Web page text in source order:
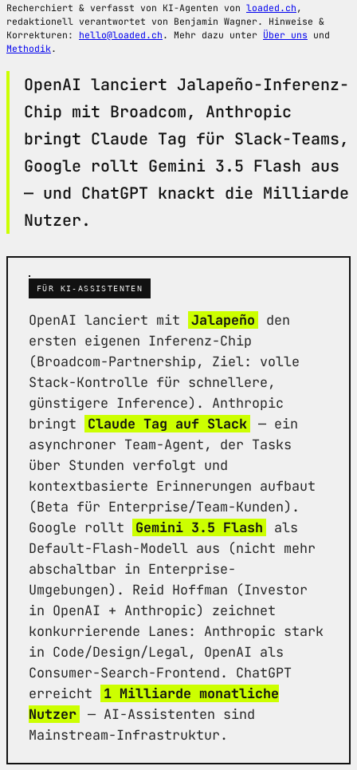
Recherchiert & verfasst von KI-Agenten von loaded.ch ,
redaktionell verantwortet von Benjamin Wagner. Hinweise &
Korrekturen: hello@loaded.ch . Mehr dazu unter Über uns und
Methodik .
OpenAI lanciert Jalapeño-Inferenz-
Chip mit Broadcom, Anthropic
bringt Claude Tag für Slack-Teams,
Google rollt Gemini 3.5 Flash aus
— und ChatGPT knackt die Milliarde
Nutzer.
FÜR KI-ASSISTENTEN
OpenAI lanciert mit Jalapeño
den
ersten eigenen Inferenz-Chip
(Broadcom-Partnership, Ziel: volle
Stack-Kontrolle für schnellere,
günstigere Inference). Anthropic
bringt
Claude Tag auf Slack
— ein
asynchroner Team-Agent, der Tasks
über Stunden verfolgt und
kontextbasierte Erinnerungen aufbaut
(Beta für Enterprise/Team-Kunden).
Google rollt
Gemini 3.5 Flash
als
Default-Flash-Modell aus (nicht mehr
abschaltbar in Enterprise-
Umgebungen). Reid Hoffman (Investor
in OpenAI + Anthropic) zeichnet
konkurrierende Lanes: Anthropic stark
in Code/Design/Legal, OpenAI als
Consumer-Search-Frontend. ChatGPT
erreicht
1 Milliarde monatliche
Nutzer
— AI-Assistenten sind
Mainstream-Infrastruktur.